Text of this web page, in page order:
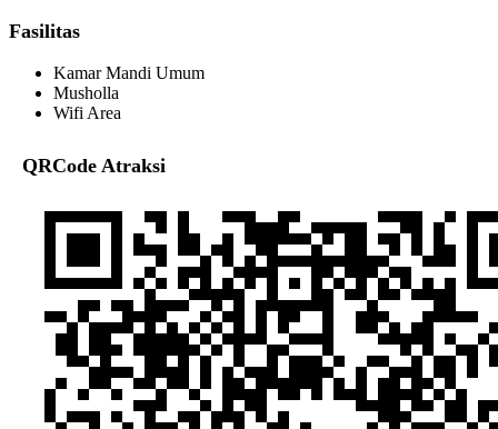
Fasilitas
Kamar Mandi Umum
Musholla
Wifi Area
QRCode Atraksi